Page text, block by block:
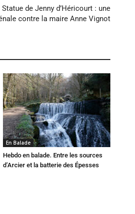
de Jenny d’Héricourt : une
contre la maire Anne Vignot
En Balade
Hebdo en balade. Entre les sources
d’Arcier et la batterie des Épesses